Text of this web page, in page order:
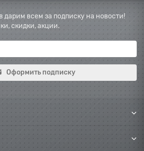
дарим всем за подписку на новости!
скидки, акции.
Оформить подписку